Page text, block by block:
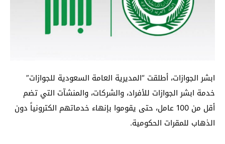
ابشر الجوازات، أطلقت “المديرية العامة السعودية للجوازات”
خدمة ابشر الجوازات للأفراد، والشركات، والمنشآت التي تضم
أقل من 100 عامل، حتى يقوموا بإنهاء خدماتهم الكترونياً دون
الذهاب للمقرات الحكومية.